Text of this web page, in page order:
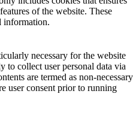
of the website. These
information.
necessary for the website
to collect user personal data via
are termed as non-necessary
user consent prior to running